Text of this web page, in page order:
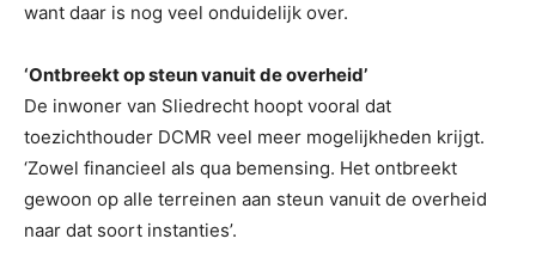
want daar is nog veel onduidelijk over.
‘Ontbreekt op steun vanuit de overheid’
De inwoner van Sliedrecht hoopt vooral dat
toezichthouder DCMR veel meer mogelijkheden krijgt.
‘Zowel financieel als qua bemensing. Het ontbreekt
gewoon op alle terreinen aan steun vanuit de overheid
naar dat soort instanties’.